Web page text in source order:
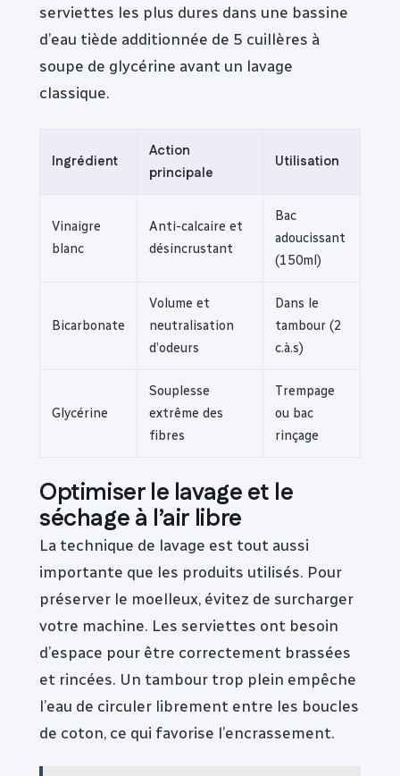
serviettes les plus dures dans une bassine
d’eau tiède additionnée de 5 cuillères à
soupe de glycérine avant un lavage
classique.
Ingrédient
Action
principale
Utilisation
Vinaigre
blanc
Anti-calcaire et
désincrustant
Bac
adoucissant
(150ml)
Bicarbonate
Volume et
neutralisation
d’odeurs
Dans le
tambour (2
c.à.s)
Glycérine
Souplesse
extrême des
fibres
Trempage
ou bac
rinçage
Optimiser le lavage et le
séchage à l’air libre
La technique de lavage est tout aussi
importante que les produits utilisés. Pour
préserver le moelleux, évitez de surcharger
votre machine. Les serviettes ont besoin
d’espace pour être correctement brassées
et rincées. Un tambour trop plein empêche
l’eau de circuler librement entre les boucles
de coton, ce qui favorise l’encrassement.